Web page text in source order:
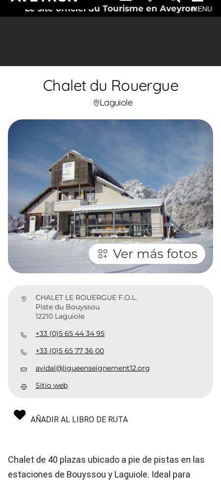
Le site officiel du Tourisme en AveyronMENU
Chalet du Rouergue
Laguiole
Ver más fotos
CHALET LE ROUERGUE F.O.L.
Piste du Bouyssou
12210 Laguiole
+33 (0)5 65 44 34 95
+33 (0)5 65 77 36 00
avidal@ligueenseignement12.org
Sitio web
AÑADIR AL LIBRO DE RUTA
Chalet de 40 plazas ubicado a pie de pistas en las
estaciones de Bouyssou y Laguiole. Ideal para